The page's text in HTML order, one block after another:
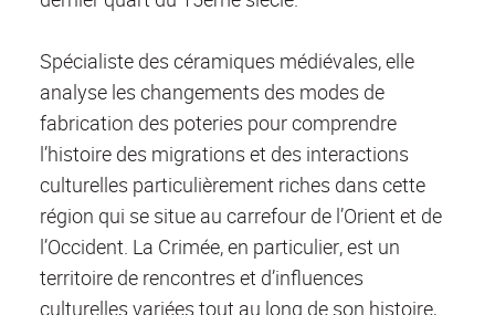
Spécialiste des céramiques médiévales, elle
analyse les changements des modes de
fabrication des poteries pour comprendre
l’histoire des migrations et des interactions
culturelles particulièrement riches dans cette
région qui se situe au carrefour de l’Orient et de
l’Occident. La Crimée, en particulier, est un
territoire de rencontres et d’influences
culturelles variées tout au long de son histoire,